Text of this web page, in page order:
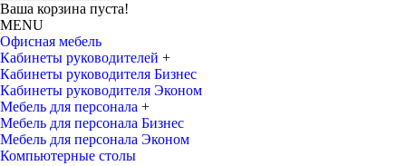
Ваша корзина пуста!
MENU
Офисная мебель
Кабинеты руководителей +
Кабинеты руководителя Бизнес
Кабинеты руководителя Эконом
Мебель для персонала +
Мебель для персонала Бизнес
Мебель для персонала Эконом
Компьютерные столы